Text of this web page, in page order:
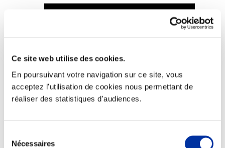
Ce site web utilise des cookies.
En poursuivant votre navigation sur ce site, vous
acceptez l'utilisation de cookies nous permettant de
réaliser des statistiques d'audiences.
Nécessaires
Viande et climat
Valorisation de l’herbe
Autonomie des élevages
Qualité air, eau, sols
Economie de ressources